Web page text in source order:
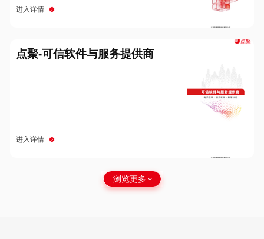
进入详情
点聚-可信软件与服务提供商
进入详情
浏览更多